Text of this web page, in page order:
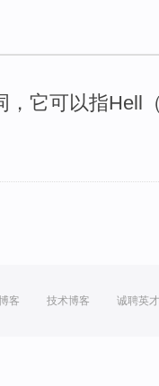
，它可以指Hell
客 技术博客 诚聘英才